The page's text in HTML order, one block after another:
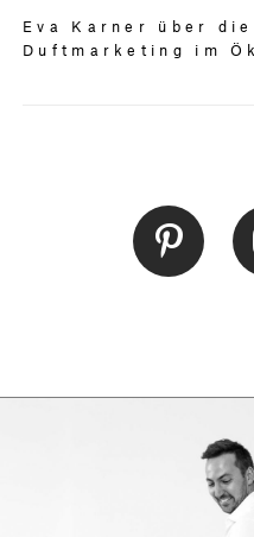
Eva Karner über
Duftmarketing im